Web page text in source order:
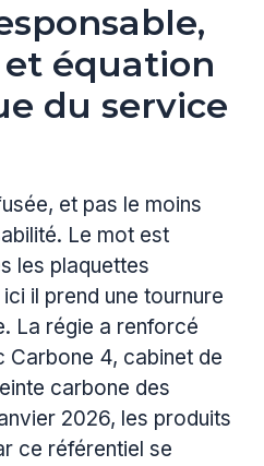
équation
du service
et pas le moins
Le mot est
les plaquettes
il prend une tournure
La régie a renforcé
Carbone 4, cabinet de
carbone des
2026, les produits
ce référentiel se